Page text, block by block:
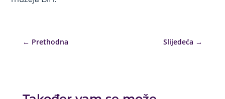
← Prethodna Slijedeća →